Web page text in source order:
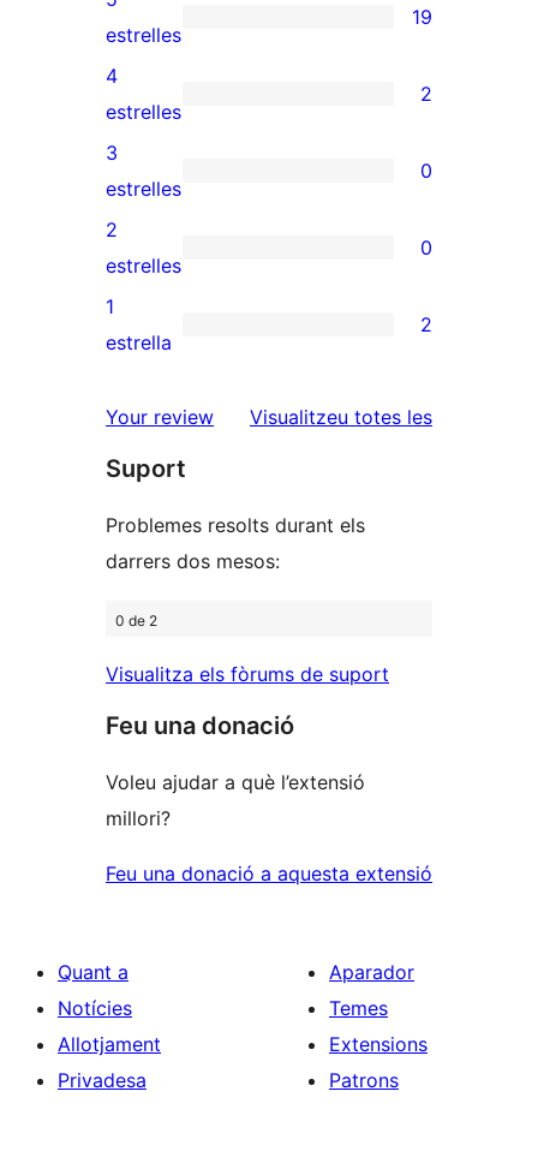
19
valoracions
de
5
estrelles
estrelles
19
2
valoracions
de
4
estrelles
4
estrelles
2
0
valoracions
de
3
estrelles
3
estrelles
0
0
valoracions
de
estrelles
2
estrelles
0
2
de
estrelles
1
estrella
2
Your review Visualitzeu totes lesressenyes
Suport
Problemes resolts durant els
darrers dos mesos:
0 de 2
Visualitza els fòrums de suport
Feu una donació
Voleu ajudar a què l’extensió
millori?
Feu una donació a aquesta extensió
Quant a
Notícies
Allotjament
Privadesa
Aparador
Temes
Extensions
Patrons